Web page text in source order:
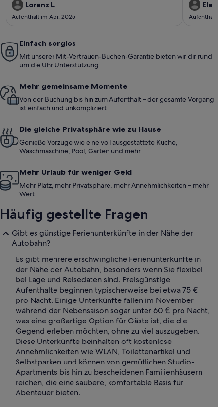
Lorenz L.
Aufenthalt im Apr. 2025 Aufenthalt
Einfach sorglos
Mit unserer Mit-Vertrauen-Buchen-Garantie bieten wir dir rund
um die Uhr Unterstützung
Mehr gemeinsame Momente
Von der Buchung bis hin zum Aufenthalt – der gesamte Vorgang
ist einfach und unkompliziert
Die gleiche Privatsphäre wie zu Hause
Genieße Vorzüge wie eine voll ausgestattete Küche,
Waschmaschine, Pool, Garten und mehr
Mehr Urlaub für weniger Geld
Mehr Platz, mehr Privatsphäre, mehr Annehmlichkeiten – mehr
Wert
Häufig gestellte Fragen
Gibt es günstige Ferienunterkünfte in der Nähe der
Autobahn?
Es gibt mehrere erschwingliche Ferienunterkünfte in
der Nähe der Autobahn, besonders wenn Sie flexibel
bei Lage und Reisedaten sind. Preisgünstige
Aufenthalte beginnen typischerweise bei etwa 75 €
pro Nacht. Einige Unterkünfte fallen im November
während der Nebensaison sogar unter 60 € pro Nacht,
was eine großartige Option für Gäste ist, die die
Gegend erleben möchten, ohne zu viel auszugeben.
Diese Unterkünfte beinhalten oft kostenlose
Annehmlichkeiten wie WLAN, Toilettenartikel und
Selbstparken und können von gemütlichen Studio-
Apartments bis hin zu bescheidenen Familienhäusern
reichen, die eine saubere, komfortable Basis für
Abenteuer bieten.